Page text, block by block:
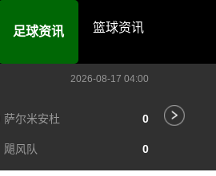
足球资讯 篮球资讯
2026-08-17 04:00
萨尔米安杜 0
飓风队 0